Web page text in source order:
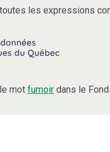
les expressions
mot fumoir dans le